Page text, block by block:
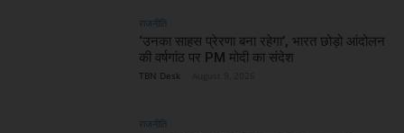
राजनीति
‘उनका साहस प्रेरणा बना रहेगा’, भारत छोड़ो आंदोलन
की वर्षगांठ पर PM मोदी का संदेश
TBN Desk
राजनीति